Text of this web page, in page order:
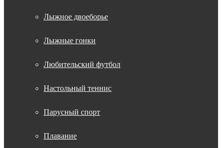
Лыжное двоеборье
Лыжные гонки
Любительский футбол
Настольный теннис
Парусный спорт
Плавание